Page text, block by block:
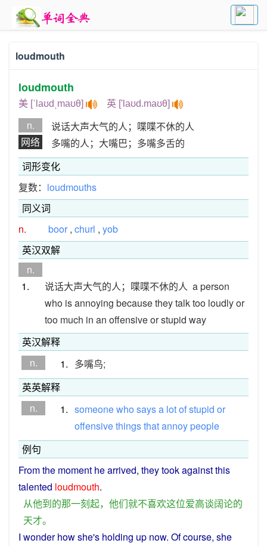
loudmouth
loudmouth
美 [ˈlaʊdˌmaʊθ] 英 ['laʊd.maʊθ]
n.
说话大声大气的人；喋喋不休的人
网络
多嘴的人；大嘴巴；多嘴多舌的
词形变化
复数： loudmouths
同义词
n.
boor , churl , yob
英汉双解
n.
1.
说话大声大气的人；喋喋不休的人 a person
who is annoying because they talk too loudly or
too much in an offensive or stupid way
英汉解释
n.
1. 多嘴鸟;
英英解释
n.
1. someonewho saysa lotofstupid or
offensivethingsthatannoy people
例句
Fromthe moment hearrived, theytookagainstthis
talented loudmouth.
从他到的那一刻起， 他们就不喜欢这位爱高谈阔论的
天才。
I wonderhowshe's holding up now. Ofcourse, she